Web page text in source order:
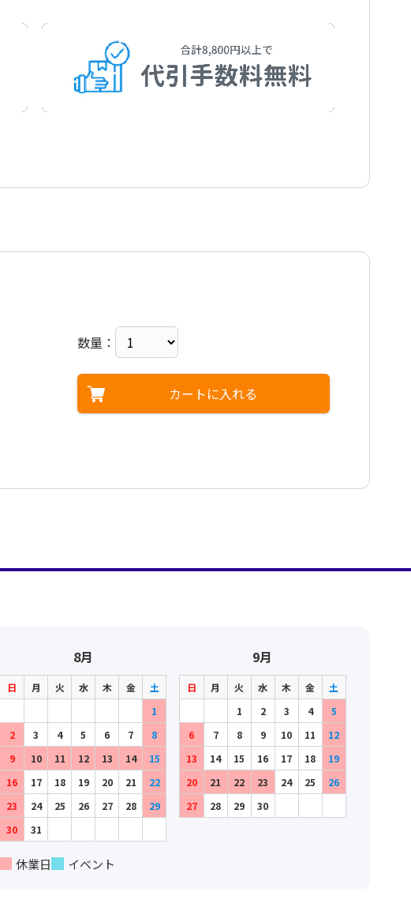
数量：
カートに入れる
8月
日 月 火 水 木 金
土
1
2
3 4 5 6 7
8
9
10 11 12 13 14
15
16
17 18 19 20 21
22
23
24 25 26 27 28
29
30
31
9月
日 月 火 水 木 金
土
1
2 3 4
5
6
7 8 9 10 11
12
13
14 15 16 17 18
19
20
21 22 23 24 25
26
27
28 29 30
休業日 イベント